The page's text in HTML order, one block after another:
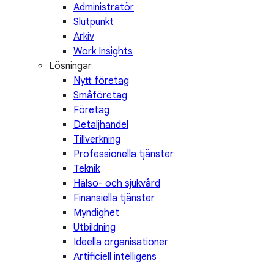
Administratör
Slutpunkt
Arkiv
Work Insights
Lösningar
Nytt företag
Småföretag
Företag
Detaljhandel
Tillverkning
Professionella tjänster
Teknik
Hälso- och sjukvård
Finansiella tjänster
Myndighet
Utbildning
Ideella organisationer
Artificiell intelligens